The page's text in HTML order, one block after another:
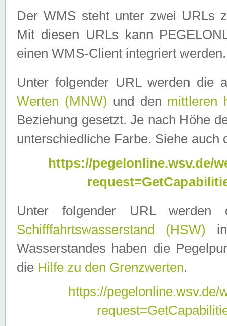
Der WMS steht unter zwei URLs
Mit diesen URLs kann
einen WMS-Client integriert werden.
Unter folgender URL werden die
Werten (MNW) und den mittleren
Beziehung gesetzt. Je nach Höhe
unterschiedliche Farbe. Siehe auch
https://pegelonline.wsv.de/
Unter folgender URL
Schifffahrtswasserstand (HSW)
Wasserstandes haben die
die Hilfe zu den Grenzwerten.
https://